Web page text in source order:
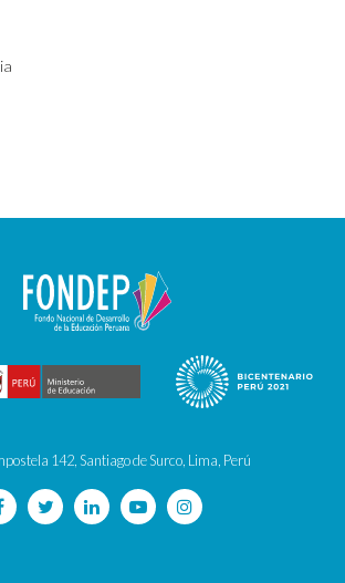
142, Santiago de Surco, Lima, Perú